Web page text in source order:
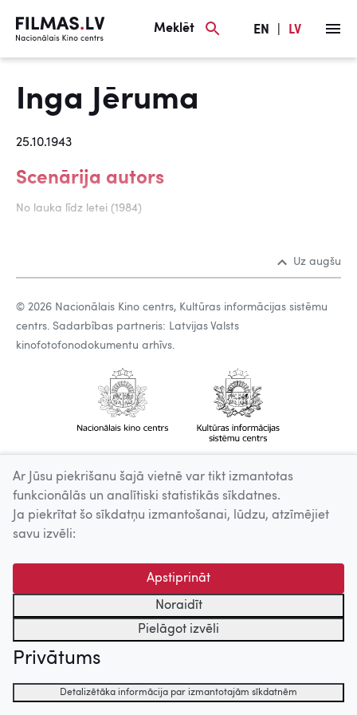
Meklēt EN LV
Inga Jēruma
25.10.1943
Scenārija autors
No lauka līdz letei (1984)
Uz augšu
© 2026 Nacionālais Kino centrs, Kultūras informācijas sistēmu
centrs. Sadarbības partneris: Latvijas Valsts
kinofotofonodokumentu arhīvs.
Ar Jūsu piekrišanu šajā vietnē var tikt izmantotas
funkcionālās un analītiski statistikās sīkdatnes.
Ja piekrītat šo sīkdatņu izmantošanai, lūdzu, atzīmējiet
savu izvēli:
Apstiprināt
Noraidīt
Pielāgot izvēli
Privātums
Detalizētāka informācija par izmantotajām sīkdatnēm